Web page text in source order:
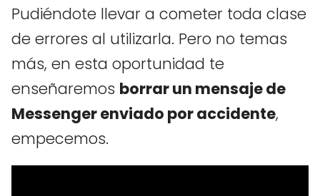
Pudiéndote llevar a cometer toda clase
de errores al utilizarla. Pero no temas
más, en esta oportunidad te
enseñaremos borrar un mensaje de
Messenger enviado por accidente,
empecemos.